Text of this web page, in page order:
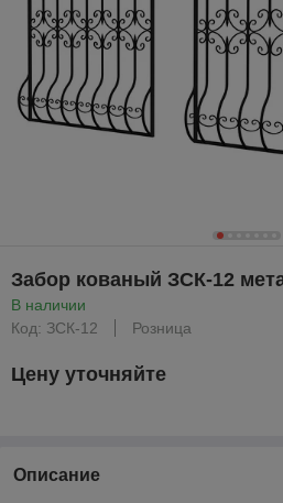
Забор кованый ЗСК-12
В наличии
Код: ЗСК-12
Розница
Цену уточняйте
Описание